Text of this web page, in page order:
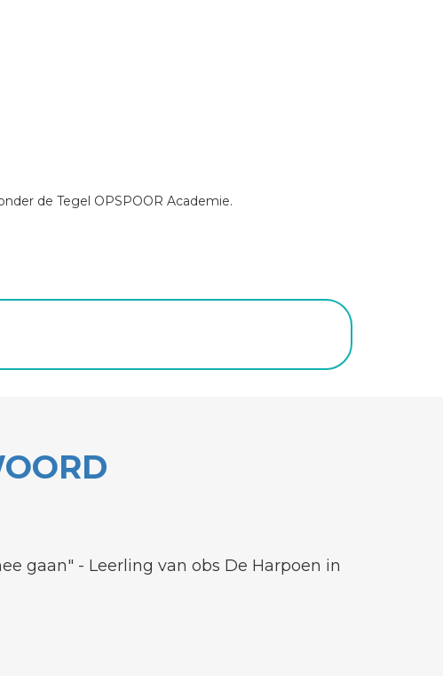
de Tegel OPSPOOR Academie.
gaan" - Leerling van obs De Harpoen in